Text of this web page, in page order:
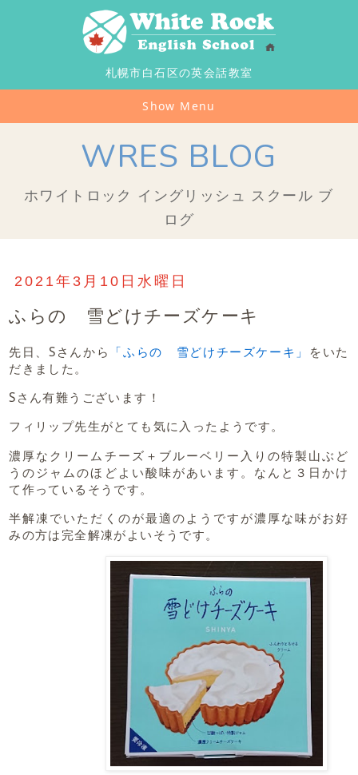
札幌市白石区の英会話教室
Show Menu
WRES BLOG
ホワイトロック イングリッシュ スクール ブ
ログ
2021年3月10日水曜日
ふらの 雪どけチーズケーキ
先日、Sさんから 「ふらの 雪どけチーズケーキ」 をいた
だきました。
Sさん有難うございます！
フィリップ先生がとても気に入ったようです。
濃厚なクリームチーズ＋ブルーベリー入りの特製山ぶど
うのジャムのほどよい酸味があいます。なんと３日かけ
て作っているそうです。
半解凍でいただくのが最適のようですが濃厚な味がお好
みの方は完全解凍がよいそうです。